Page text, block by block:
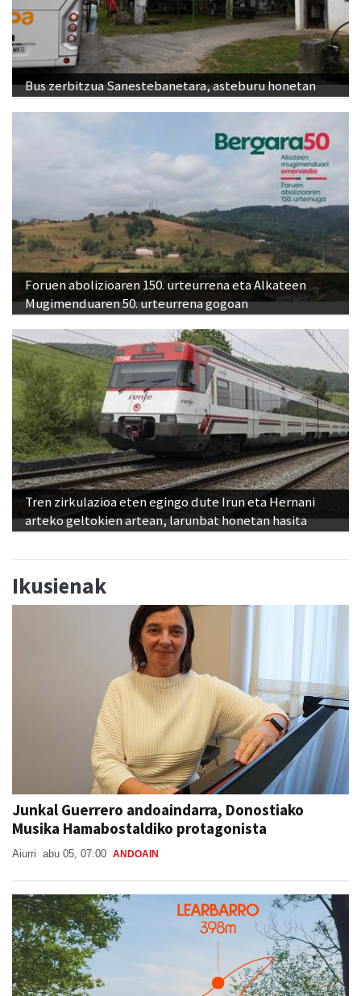
Bus zerbitzua Sanestebanetara, asteburu honetan
Foruen abolizioaren 150. urteurrena eta Alkateen
Mugimenduaren 50. urteurrena gogoan
Tren zirkulazioa eten egingo dute Irun eta Hernani
arteko geltokien artean, larunbat honetan hasita
Ikusienak
Junkal Guerrero andoaindarra, Donostiako
Musika Hamabostaldiko protagonista
Aiurri abu 05, 07:00 ANDOAIN